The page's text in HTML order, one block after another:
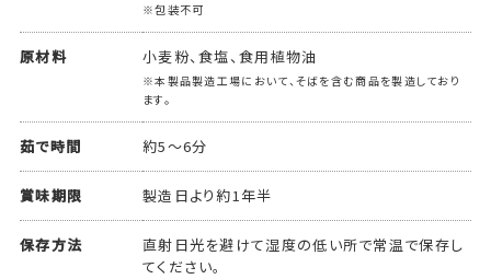
※包装不可
原材料 小麦粉、食塩、食用植物油
※本製品製造工場において、そばを含む商品を製造しており
ます。
茹で時間 約5～6分
賞味期限 製造日より約1年半
保存方法
直射日光を避けて湿度の低い所で常温で保存し
てください。